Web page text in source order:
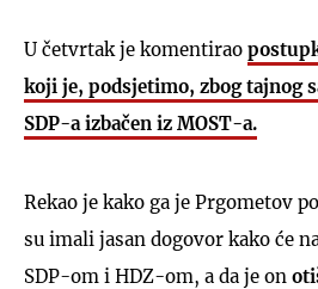
U četvrtak je komentirao
koji je, podsjetimo, zbog tajnog
SDP-a izbačen iz MOST-a.
Rekao je kako ga je Prgometov
su imali jasan dogovor kako će
SDP-om i HDZ-om, a da je on